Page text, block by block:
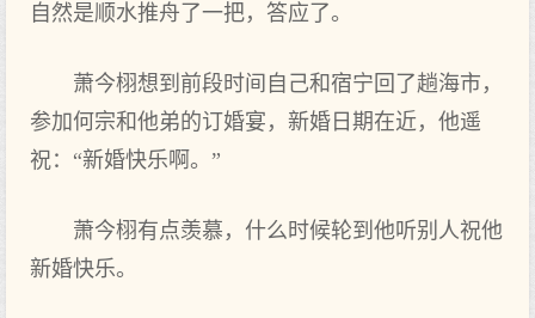
自然是顺水推舟了一把，答应了。
萧今栩想到前段时间自己和宿宁回了趟海市，
参加何宗和他‌弟的‌订婚宴，新婚日期在近，他‌遥
祝：“新婚快乐啊。”
萧今栩有点羡慕，什么时候轮到他‌听别人祝他‌
新婚快乐。